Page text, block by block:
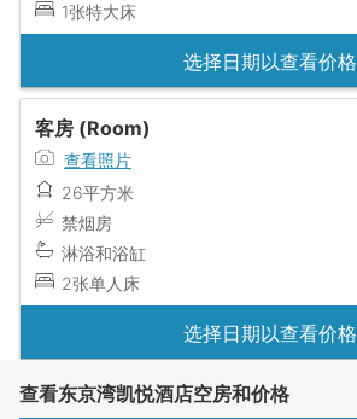
1张特大床
选择日期以查看价格
客房 (Room)
查看照片
26平方米
禁烟房
淋浴和浴缸
2张单人床
选择日期以查看价格
查看东京湾凯悦酒店空房和价格